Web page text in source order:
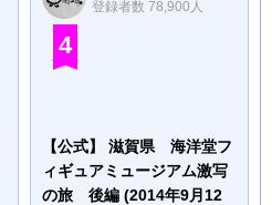
登録者数 78,900人
4
【公式】 滋賀県 海洋堂フ
ィギュアミュージアム激写
の旅 後編 (2014年9月12